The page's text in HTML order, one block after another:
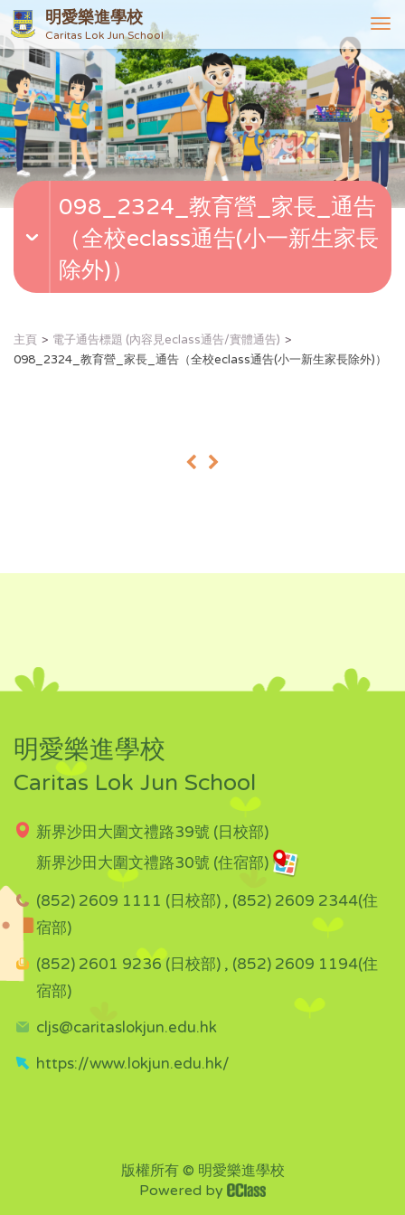
明愛樂進學校
Caritas Lok Jun School
T
o
g
g
l
e
n
v
i
098_2324_教育營_家長_通告
（全校eclass通告(小一新生家長
除外)）
主頁
電子通告標題 (內容見eclass通告/實體通告)
098_2324_教育營_家長_通告（全校eclass通告(小一新生家長除外)）
« »
明愛樂進學校
Caritas Lok Jun School
新界沙田大圍文禮路39號 (日校部)
新界沙田大圍文禮路30號 (住宿部)
(852) 2609 1111 (日校部) , (852) 2609 2344(住
宿部)
(852) 2601 9236 (日校部) , (852) 2609 1194(住
宿部)
cljs@caritaslokjun.edu.hk
https://www.lokjun.edu.hk/
版權所有 © 明愛樂進學校
Powered by